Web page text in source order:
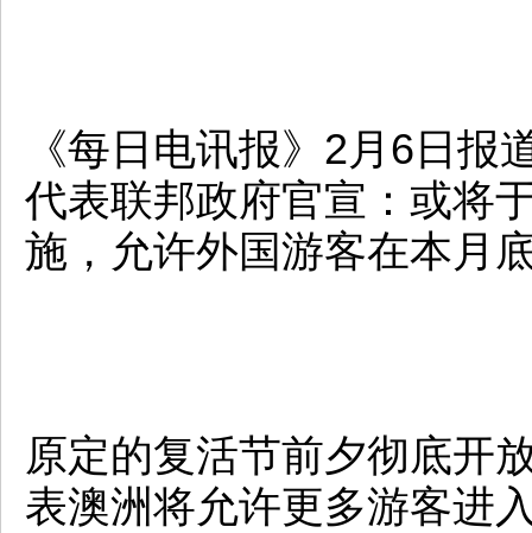
《每日电讯报》2月6日
代表联邦政府官宣：或将
施，允许外国游客在本月
原定的复活节前夕彻底开
表澳洲将允许更多游客进